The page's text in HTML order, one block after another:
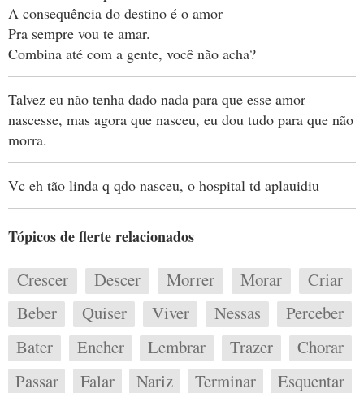
A consequência do destino é o amor
Pra sempre vou te amar.
Combina até com a gente, você não acha?
Talvez eu não tenha dado nada para que esse amor
nascesse, mas agora que nasceu, eu dou tudo para que não
morra.
Vc eh tão linda q qdo nasceu, o hospital td aplauidiu
Tópicos de flerte relacionados
Crescer Descer Morrer Morar
Criar
Beber
Quiser Viver Nessas
Perceber
Bater
Encher Lembrar Trazer
Chorar
Passar
Falar Nariz Terminar Esquentar